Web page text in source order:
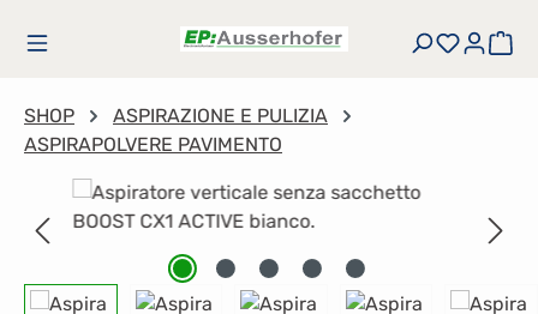
Passa al contenuto principale
Hai 0Il
SHOP
ASPIRAZIONE E PULIZIA
ASPIRAPOLVERE PAVIMENTO
Salta la galleria di immagini